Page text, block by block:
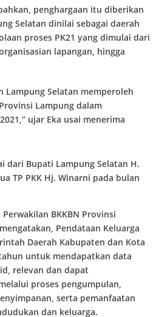
penghargaan itu diberikan
Selatan dinilai sebagai daerah
proses PK21 yang dimulai dari
lapangan, hingga
Lampung Selatan memperoleh
Lampung dalam
ujar Eka usai menerima
dari Bupati Lampung Selatan H.
TP PKK Hj. Winarni pada bulan
BKKBN Provinsi
Pendataan Keluarga
Daerah Kabupaten dan Kota
untuk mendapatkan data
relevan dan dapat
proses pengumpulan,
serta pemanfaatan
dan keluarga.